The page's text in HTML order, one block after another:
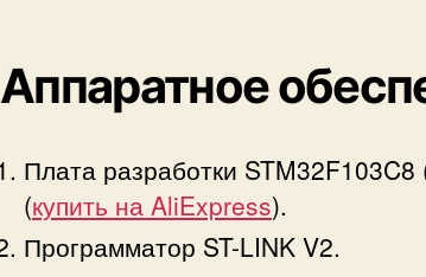
Аппаратное
Плата разработки
(купить на AliExpress).
Программатор ST-LINK V2.